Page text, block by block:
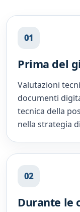
01
Prima del
Valutazioni
documenti
tecnica della
nella strategia
02
Durante le